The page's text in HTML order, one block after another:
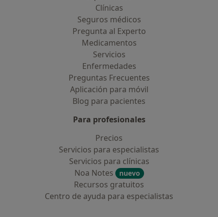
Clínicas
Seguros médicos
Pregunta al Experto
Medicamentos
Servicios
Enfermedades
Preguntas Frecuentes
Aplicación para móvil
Blog para pacientes
Para profesionales
Precios
Servicios para especialistas
Servicios para clínicas
Noa Notes
nuevo
Recursos gratuitos
Centro de ayuda para especialistas